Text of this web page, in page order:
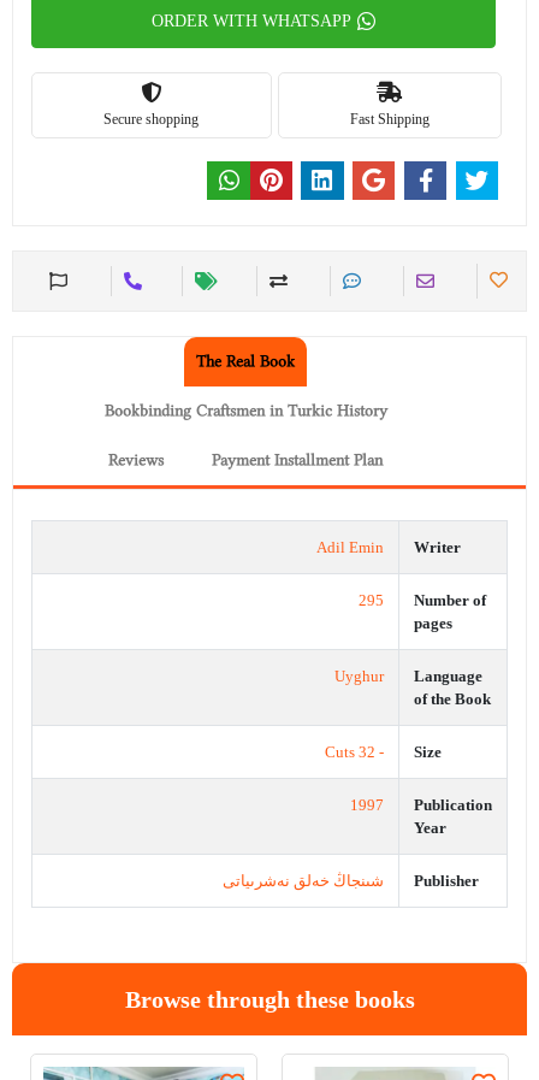
ORDER WITH WHATSAPP
Fast Shipping
Secure shopping
The Real Book
Bookbinding Craftsmen in Turkic History
Payment Installment Plan
Reviews
Writer
Adil Emin
Number of
pages
295
Language
of the Book
Uyghur
Size
- 32 Cuts
Publication
Year
1997
Publisher شىنجاڭ خەلق نەشرىياتى
Browse through these books